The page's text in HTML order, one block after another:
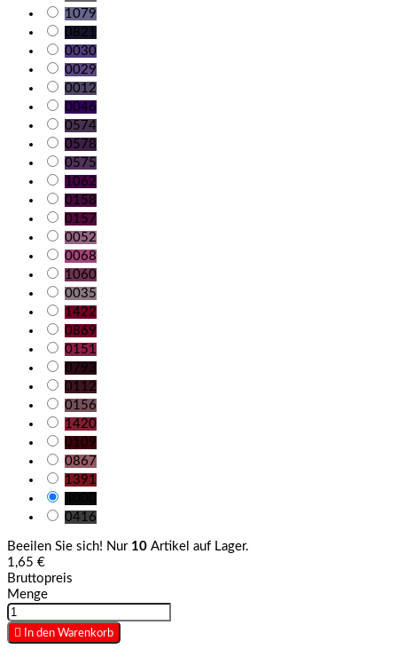
1079
0821
0030
0029
0012
0046
0574
0578
0575
1062
0158
0157
0052
0068
1060
0035
1422
0869
0151
0793
0112
0156
1420
0109
0867
1391
0416
Beeilen Sie sich! Nur 10 Artikel auf Lager.
1,65 €
Bruttopreis
Menge
 In den Warenkorb